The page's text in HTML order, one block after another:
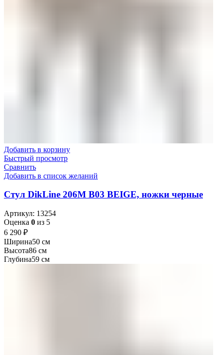
Добавить в корзину
Быстрый просмотр
Сравнить
Добавить в список желаний
Стул DikLine 206М B03 BEIGE, ножки черные
Артикул: 13254
Оценка 0 из 5
₽
Ширина50 см
Высота86 см
Глубина59 см